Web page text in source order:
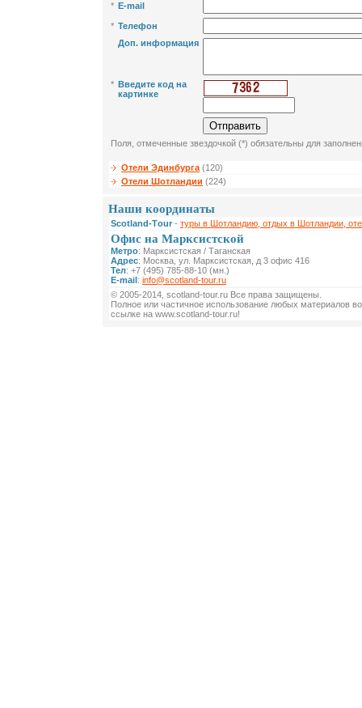
* E-mail
* Телефон
Доп. информация
* Введите код на
картинке
Поля, отмеченные звездочкой (*) обязательны для
Отели Эдинбурга(120)
Отели Шотландии (224)
Наши координаты
Scotland-Тour - туры в Шотландию, отдых в Шотландии,
Офис на Марксистской
Метро: Марксистская / Таганская
Адрес: Москва, ул. Марксистская, д 3 офис 416
Тел: +7 (495) 785-88-10 (мн.)
E-mail: info@scotland-tour.ru
© 2005-2014, scotland-tour.ru Все права защищены.
Полное или частичное использование любых материалов
ссылке на www.scotland-tour.ru!